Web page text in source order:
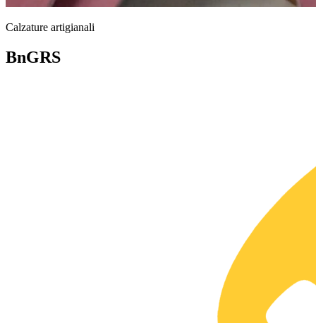
Calzature artigianali
BnGRS